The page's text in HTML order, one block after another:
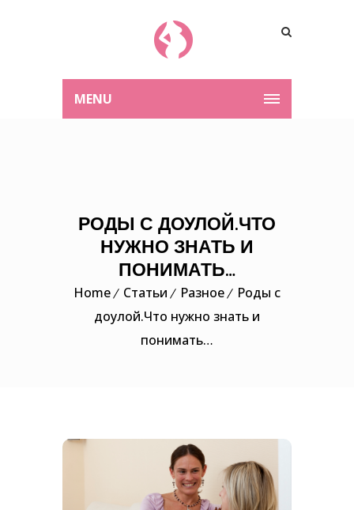
MENU
РОДЫ С ДОУЛОЙ.ЧТО
НУЖНО ЗНАТЬ И
ПОНИМАТЬ…
Home Статьи Разное
Роды с
доулой.Что нужно знать и
понимать…